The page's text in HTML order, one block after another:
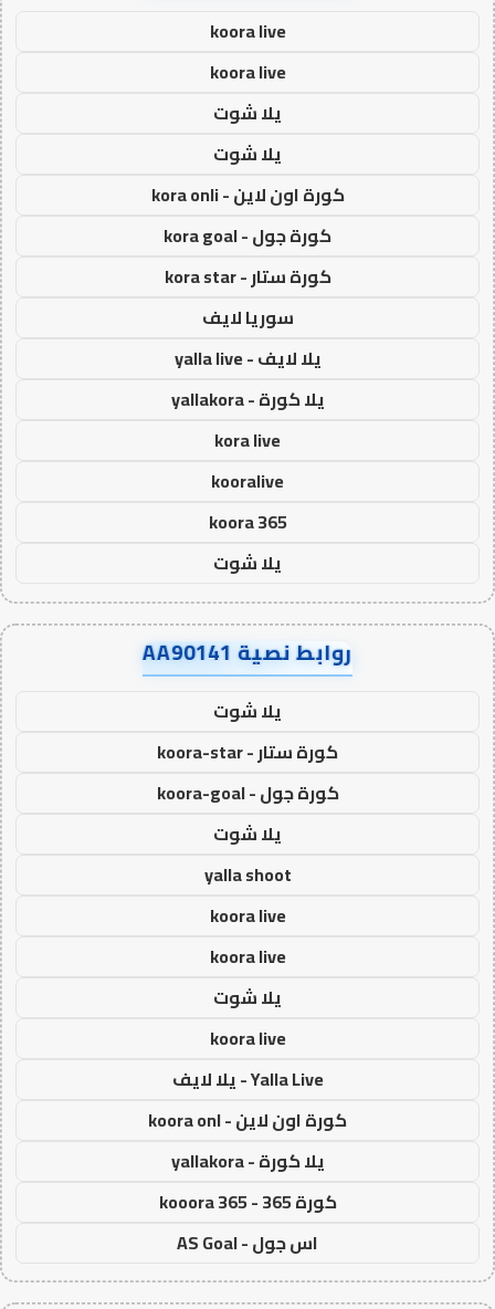
koora live
koora live
يلا شوت
يلا شوت
كورة اون لاين - kora onli
كورة جول - kora goal
كورة ستار - kora star
سوريا لايف
يلا لايف - yalla live
يلا كورة - yallakora
kora live
kooralive
koora 365
يلا شوت
روابط نصية AA90141
يلا شوت
كورة ستار - koora-star
كورة جول - koora-goal
يلا شوت
yalla shoot
koora live
koora live
يلا شوت
koora live
Yalla Live - يلا لايف
كورة اون لاين - koora onl
يلا كورة - yallakora
كورة 365 - kooora 365
اس جول - AS Goal